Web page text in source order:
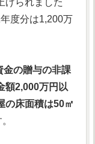
げられました
度分は1,200万
金の贈与の非課
額2,000万円以
の床面積は50㎡